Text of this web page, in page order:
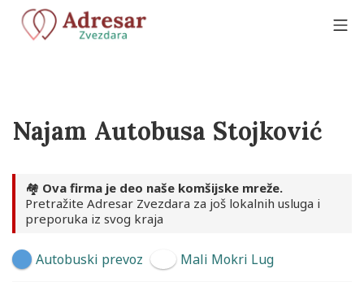
Skip
content
Najam Autobusa Stojković
🏘️ Ova firma je deo naše komšijske mreže.
Pretražite Adresar Zvezdara za još lokalnih usluga i
preporuka iz svog kraja
Autobuski prevoz Mali Mokri Lug